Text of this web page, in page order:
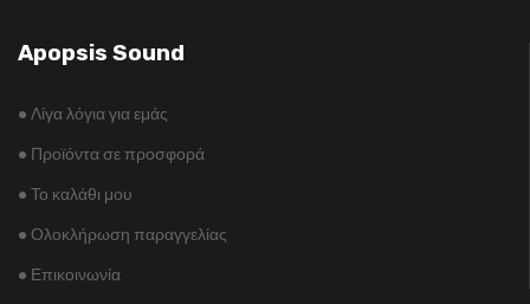
Apopsis Sound
• Λίγα λόγια για εμάς
• Προϊόντα σε προσφορά
• Το καλάθι μου
• Ολοκλήρωση παραγγελίας
• Επικοινωνία